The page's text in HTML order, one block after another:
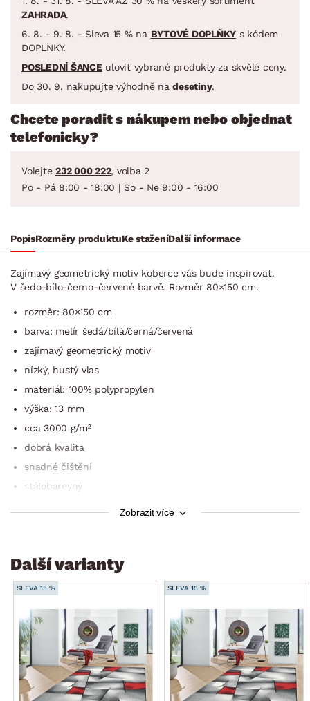
ZAHRADA.
6. 8. - 9. 8. - Sleva 15 % na BYTOVÉ DOPLŇKY s kódem
DOPLNKY.
POSLEDNÍ ŠANCEulovit vybrané produkty za skvělé ceny.
Do 30. 9. nakupujte výhodně nadesetiny.
Chcete poradit s nákupem nebo objednat
telefonicky?
Volejte 232 000 222, volba 2
Po - Pá 8:00 - 18:00 | So - Ne 9:00 - 16:00
PopisRozměry produktuKe staženíDalší informace
Zajímavý geometrický motiv koberce vás bude inspirovat.
V šedo-bílo-černo-červené barvě. Rozměr 80×150 cm.
rozměr: 80×150 cm
barva: melír šedá/bílá/čer­ná/červená
zajímavý geometrický motiv
nízký, hustý vlas
materiál: 100% polypropylen
výška: 13 mm
cca 3000 g/m²
dobrá kvalita
snadné čištění
stálobarevný
Zobrazit více
Další varianty
SLEVA 15 % SLEVA 15 %